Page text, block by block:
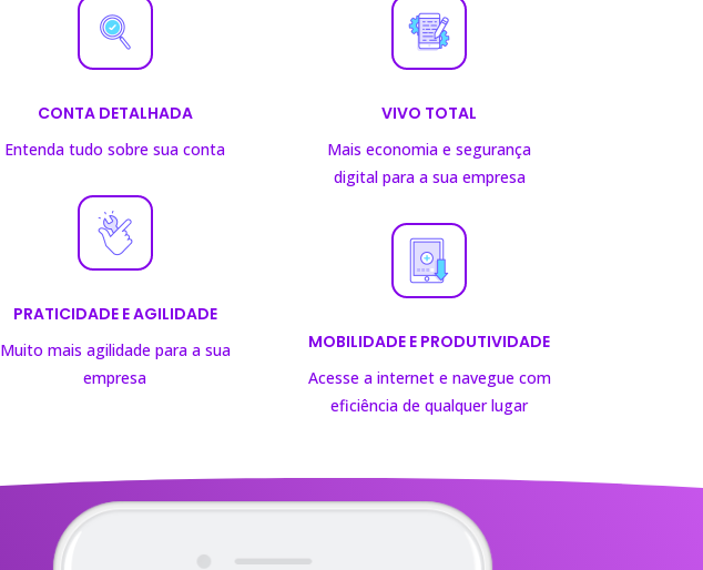
CONTA DETALHADA
Entenda tudo sobre sua conta
PRATICIDADE E AGILIDADE
Muito mais agilidade para a sua
empresa
VIVO TOTAL
Mais economia e segurança
digital para a sua empresa
MOBILIDADE E PRODUTIVIDADE
Acesse a internet e navegue com
eficiência dequalquer lugar